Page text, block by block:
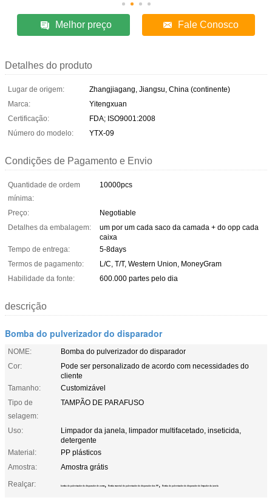
Melhor preço Fale Conosco
Detalhes do produto
Lugar de origem:
Zhangjiagang, Jiangsu, China (continente)
Marca:
Yitengxuan
Certificação:
FDA; ISO9001:2008
Número do modelo:
YTX-09
Condições de Pagamento e Envio
Quantidade de ordem
mínima:
10000pcs
Preço:
Negotiable
Detalhes da embalagem:
um por um cada saco da camada + do opp cada
caixa
Tempo de entrega:
5-8days
Termos de pagamento:
L/C, T/T, Western Union, MoneyGram
Habilidade da fonte:
600.000 partes pelo dia
descrição
Bomba do pulverizador do disparador
NOME:
Bomba do pulverizador do disparador
Cor:
Pode ser personalizado de acordo com necessidades do
cliente
Tamanho:
Customizável
Tipo de
selagem:
TAMPÃO DE PARAFUSO
Uso:
Limpador da janela, limpador multifacetado, inseticida,
detergente
Material:
PP plásticos
Amostra:
Amostra grátis
Realçar:
bomba do pulverizador do disparador de 28mm, Bomba material do pulverizador do disparador dos PP , Bomba do pulverizador do disparador do limpador da janela